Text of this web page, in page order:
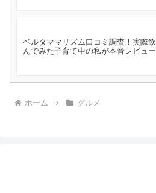
ベルタママリズム口コミ調査！実際飲
んでみた子育て中の私が本音レビュー
ホーム グルメ